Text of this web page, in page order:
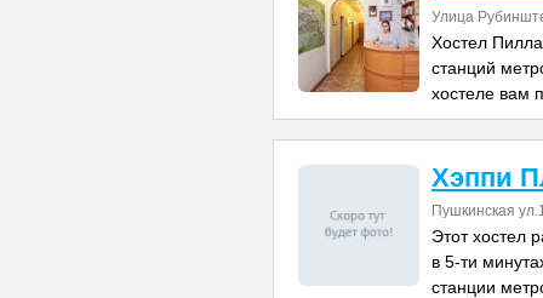
Улица
Хостел
станций
хостеле вам
Хэппи
Пушкинская
Этот хостел
в 5-ти
станции